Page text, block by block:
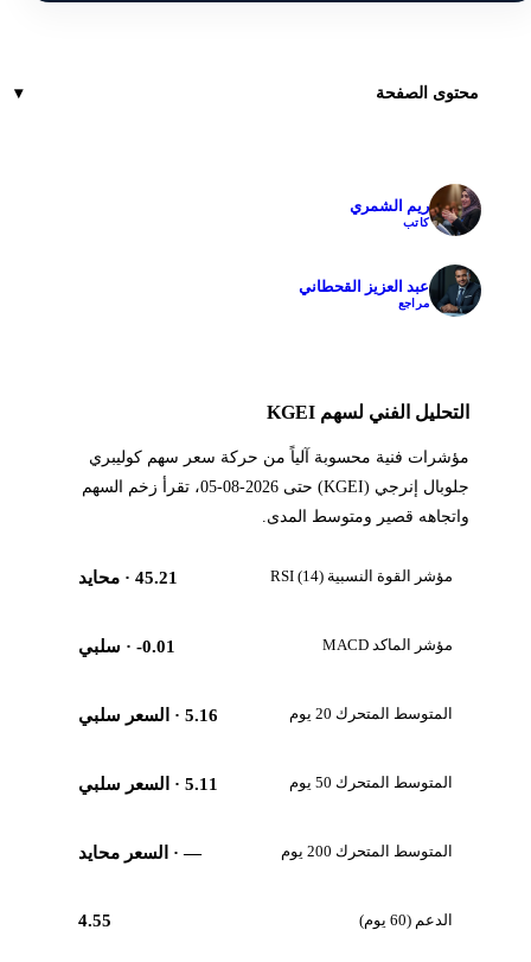
محتوى الصفحة
ريم الشمري
كاتب
عبد العزيز القحطاني
مراجع
التحليل الفني لسهم KGEI
مؤشرات فنية محسوبة آلياً من حركة سعر سهم كوليبري
جلوبال إنرجي (KGEI) حتى 2026-08-05، تقرأ زخم السهم
واتجاهه قصير ومتوسط المدى.
مؤشر القوة النسبية RSI (14) 45.21· محايد
مؤشر الماكد MACD -0.01· سلبي
المتوسط المتحرك 20 يوم 5.16· السعر سلبي
المتوسط المتحرك 50 يوم 5.11· السعر سلبي
المتوسط المتحرك 200 يوم —· السعر محايد
الدعم (60 يوم) 4.55